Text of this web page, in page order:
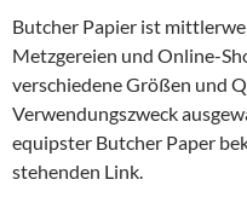
Butcher Papier ist
Metzgereien und Online-
verschiedene Größen und
Verwendungszweck
equipster Butcher Paper
stehenden Link.